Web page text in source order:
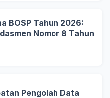
BOSP Tahun 2026:
Nomor 8 Tahun
Pengolah Data